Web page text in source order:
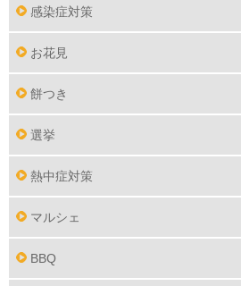
感染症対策
お花見
餅つき
選挙
熱中症対策
マルシェ
BBQ